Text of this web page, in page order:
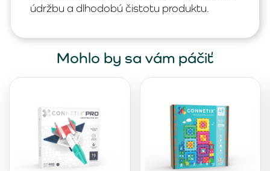
údržbu a dlhodobú čistotu produktu.
Mohlo by sa vám páčiť